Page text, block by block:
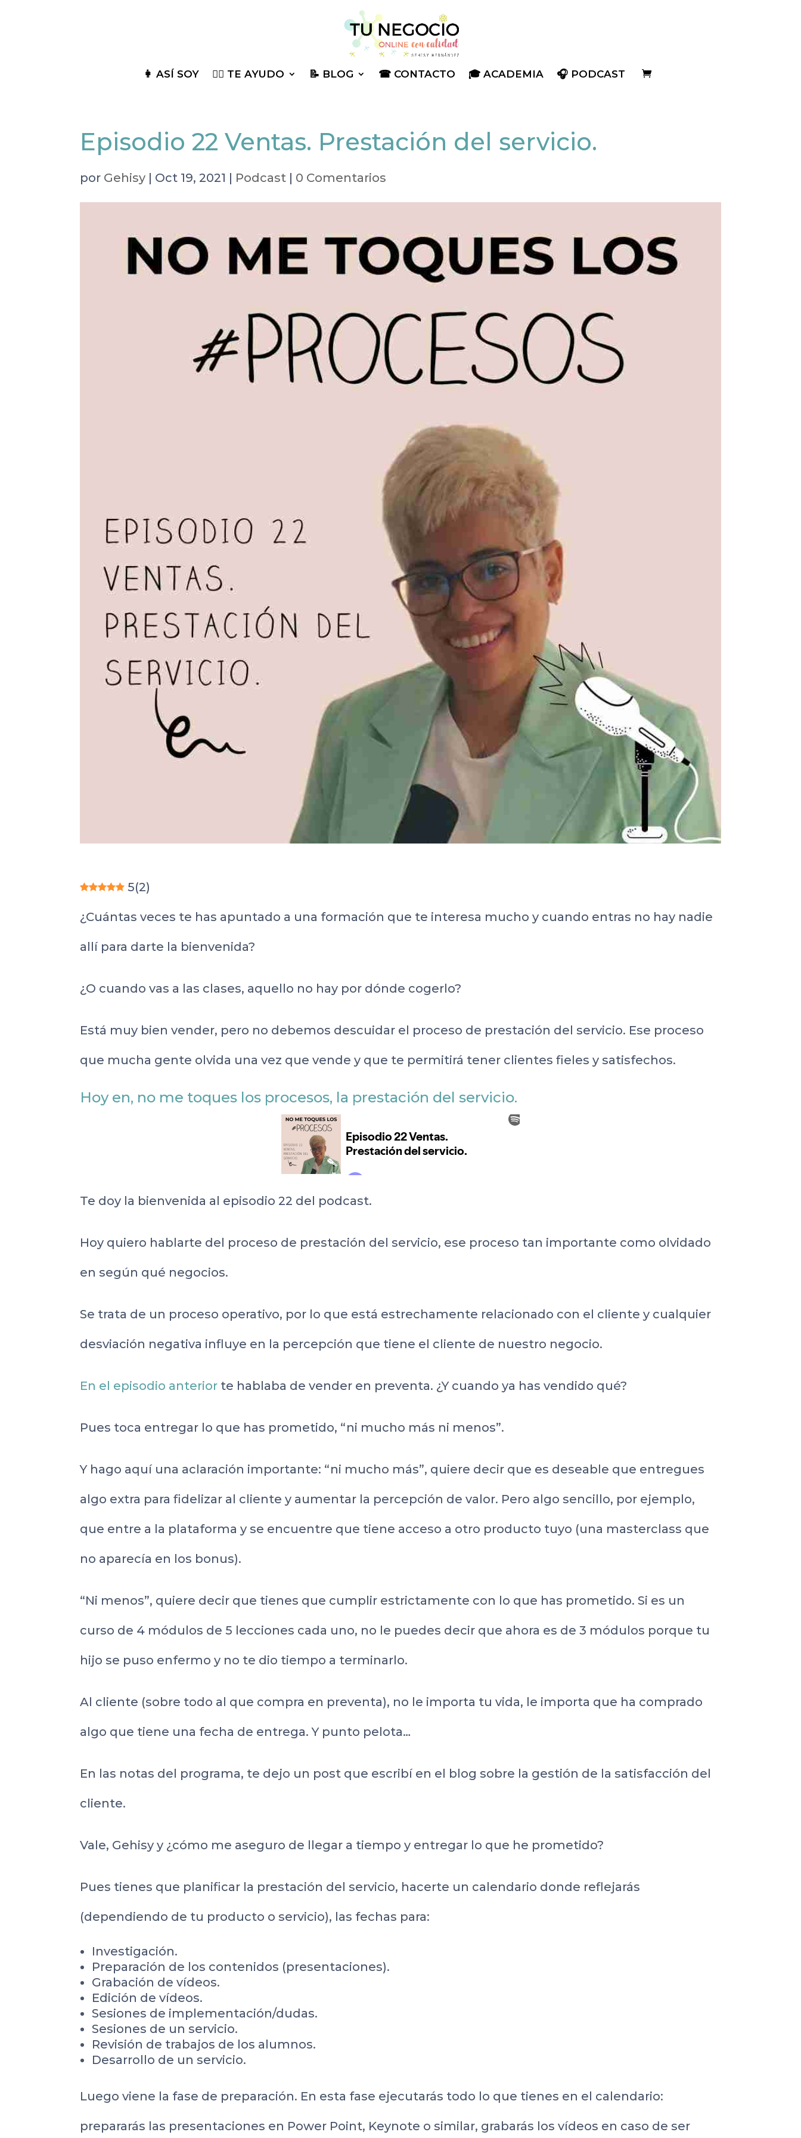
👩 ASÍ SOY 🦸‍♀️ TE AYUDO 📝 BLOG ☎ CONTACTO 🎓 ACADEMIA 🎧 PODCAST
Episodio 22 Ventas. Prestación del servicio.
por Gehisy | Oct 19, 2021 | Podcast | 0 Comentarios
5(2)
¿Cuántas veces te has apuntado a una formación que te interesa mucho y cuando entras no hay nadie
allí para darte la bienvenida?
¿O cuando vas a las clases, aquello no hay por dónde cogerlo?
Está muy bien vender, pero no debemos descuidar el proceso de prestación del servicio. Ese proceso
que mucha gente olvida una vez que vende y que te permitirá tener clientes fieles y satisfechos.
Hoy en, no me toques los procesos, la prestación del servicio.
Te doy la bienvenida al episodio 22 del podcast.
Hoy quiero hablarte del proceso de prestación del servicio, ese proceso tan importante como olvidado
en según qué negocios.
Se trata de un proceso operativo, por lo que está estrechamente relacionado con el cliente y cualquier
desviación negativa influye en la percepción que tiene el cliente de nuestro negocio.
En el episodio anterior te hablaba de vender en preventa. ¿Y cuando ya has vendido qué?
Pues toca entregar lo que has prometido, “ni mucho más ni menos”.
Y hago aquí una aclaración importante: “ni mucho más”, quiere decir que es deseable que entregues
algo extra para fidelizar al cliente y aumentar la percepción de valor. Pero algo sencillo, por ejemplo,
que entre a la plataforma y se encuentre que tiene acceso a otro producto tuyo (una masterclass que
no aparecía en los bonus).
“Ni menos”, quiere decir que tienes que cumplir estrictamente con lo que has prometido. Si es un
curso de 4 módulos de 5 lecciones cada uno, no le puedes decir que ahora es de 3 módulos porque tu
hijo se puso enfermo y no te dio tiempo a terminarlo.
Al cliente (sobre todo al que compra en preventa), no le importa tu vida, le importa que ha comprado
algo que tiene una fecha de entrega. Y punto pelota…
En las notas del programa, te dejo un post que escribí en el blog sobre la gestión de la satisfacción del
cliente.
Vale, Gehisy y ¿cómo me aseguro de llegar a tiempo y entregar lo que he prometido?
Pues tienes que planificar la prestación del servicio, hacerte un calendario donde reflejarás
(dependiendo de tu producto o servicio), las fechas para:
Investigación.
Preparación de los contenidos (presentaciones).
Grabación de vídeos.
Edición de vídeos.
Sesiones de implementación/dudas.
Sesiones de un servicio.
Revisión de trabajos de los alumnos.
Desarrollo de un servicio.
Luego viene la fase de preparación. En esta fase ejecutarás todo lo que tienes en el calendario:
prepararás las presentaciones en Power Point, Keynote o similar, grabarás los vídeos en caso de ser